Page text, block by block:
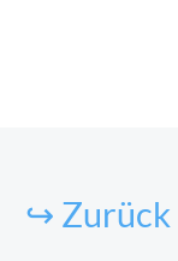
↪ Zurück